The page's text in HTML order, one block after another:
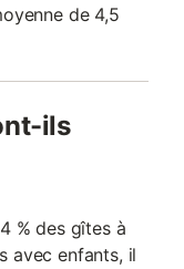
de 4,5
ils
% des gîtes à
avec enfants, il